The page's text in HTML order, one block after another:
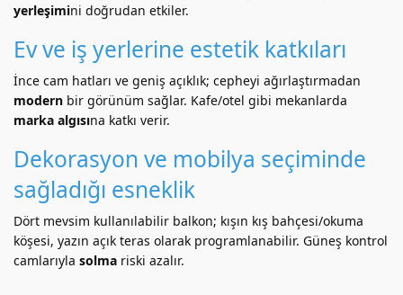
yerleşimini doğrudan etkiler.
Ev ve iş yerlerine estetik katkıları
İnce cam hatları ve geniş açıklık; cepheyi ağırlaştırmadan
modern bir görünüm sağlar. Kafe/otel gibi mekanlarda
marka algısına katkı verir.
Dekorasyon ve mobilya seçiminde
sağladığı esneklik
Dört mevsim kullanılabilir balkon; kışın kış bahçesi/okuma
köşesi, yazın açık teras olarak programlanabilir. Güneş kontrol
camlarıyla solma riski azalır.